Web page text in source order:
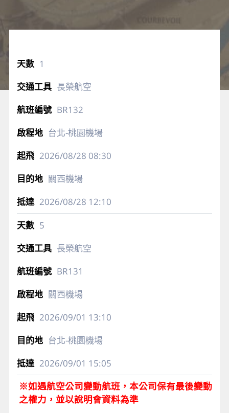
1
長榮航空
BR132
台北-桃園機場
2026/08/28 08:30
關西機場
2026/08/28 12:10
5
長榮航空
BR131
關西機場
2026/09/01 13:10
台北-桃園機場
2026/09/01 15:05
※如遇航空公司變動航班，本公司保有最後變動
之權力，並以說明會資料為準